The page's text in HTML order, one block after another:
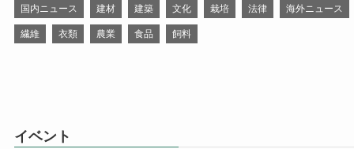
国内ニュース 建材 建築 文化 栽培 法律 海外ニュース
繊維 衣類 農業 食品 飼料
イベント